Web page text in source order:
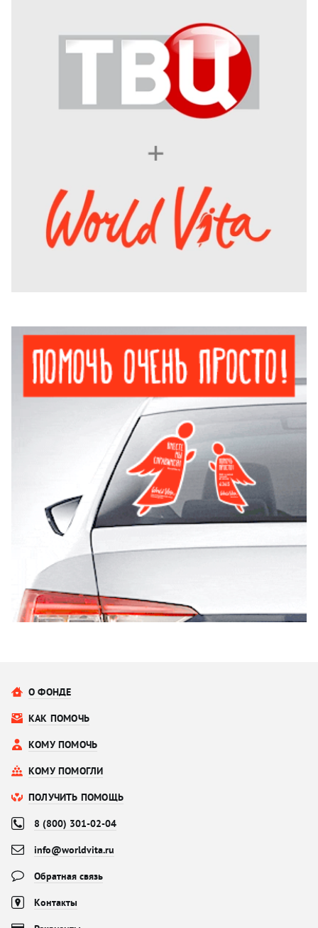
О ФОНДЕ
КАК ПОМОЧЬ
КОМУ ПОМОЧЬ
КОМУ ПОМОГЛИ
ПОЛУЧИТЬ ПОМОЩЬ
8 (800) 301-02-04
info@worldvita.ru
Обратная связь
Контакты